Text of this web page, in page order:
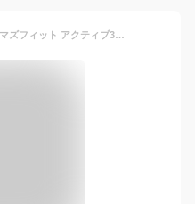
Amazfit Active 3 Premium アマズフィット アクティブ3 スマートウォッチ 3000nit高輝度 GPS内蔵 4Gストレージ 12日間バッテリー オフラインマップ 睡眠 健康管理 スポーツモード ナビゲーション 音声操作 AI 運動管理